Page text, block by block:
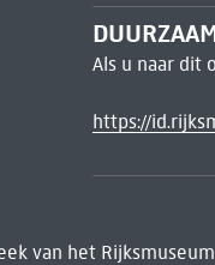
Als u naar dit
https://
van het